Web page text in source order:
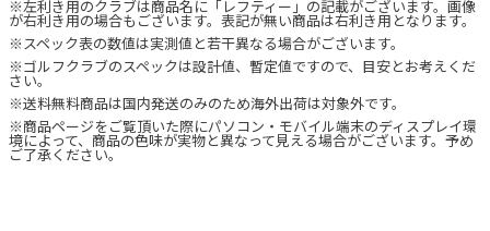
※左利き用のクラブは商品名に「レフティー」の記載がございます。画像
が右利き用の場合もございます。表記が無い商品は右利き用となります。
※スペック表の数値は実測値と若干異なる場合がございます。
※ゴルフクラブのスペックは設計値、暫定値ですので、目安とお考えくだ
さい。
※送料無料商品は国内発送のみのため海外出荷は対象外です。
※商品ページをご覧頂いた際にパソコン・モバイル端末のディスプレイ環
境によって、商品の色味が実物と異なって見える場合がございます。予め
ご了承ください。